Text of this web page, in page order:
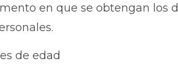
en que se obtengan los
de edad